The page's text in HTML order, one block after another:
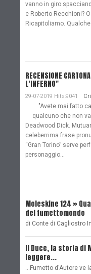
vanno in giro
e Roberto Recchioni?
Ricapitoliamo.
RECENSIONE
L'INFERNO"
29-07-2019 Hits:9041
"Avete mai fatto
qualcuno che non
Deadwood Dick.
celeberrima frase
“Gran Torino” serve
personaggio...
Moleskine 124 »
del fumettomondo
di Conte di Cagliostro
Il Duce, la storia di
leggere...
...Fumetto d'Autore ve